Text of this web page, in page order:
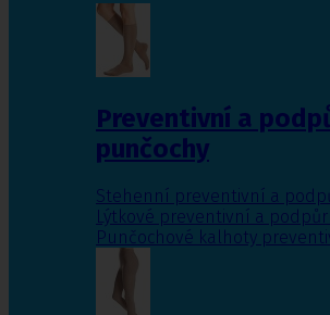
Preventivní a
punčochy
Stehenní preventivní a
Lýtkové preventivní a
Punčochové kalhoty